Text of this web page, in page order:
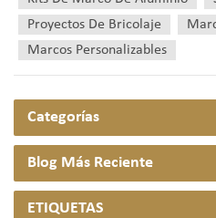
Proyectos De Bricolaje
Marcos Personalizables
Categorías
Blog Más Reciente
ETIQUETAS